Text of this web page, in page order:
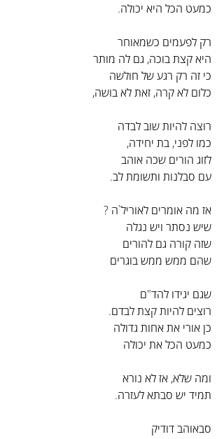
כמעט הכל היא יכולה.
רק לפעמים כשמאוחר
היא קצת בוכה, גם לה מותר
כי זה רק רגע של חולשה
כלום לא קרה, זאת לא בושה,
רוצה להיות שוב לבדה
כמו לפני, בת יחידה,
לזוג הורים שכה אוהב
עם סבלנות ותשומת לב.
אז מה אומרים לאוריל`ה ?
שיש נסתר ויש נגלה
שזה קורה גם להורים
שהם ממש ממש בוגרים
שגם יגידו להד"ם
רוצים להיות קצת לבדם.
כן אורי את אחות גדולה
כמעט הכל את יכולה
ומה שלא, אז לא נורא
תמיד יש סבתא לעזרה.
סבאוהב דודיק